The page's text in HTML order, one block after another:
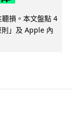
損。本文盤點 4
」及 Apple 內